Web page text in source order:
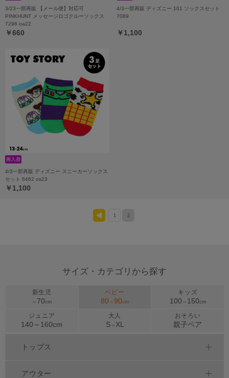
3/23一部再販 【メール便】対応可
PINKHUNT メッセージロゴクルーソックス
7296 oa22
￥660
4/3一部再販 ディズニー 101 ソックスセット
7089
￥1,100
4/3一部再販 ディズニー スニーカーソックス
セット 6462 os23
￥1,100
1 2
サイズ・カテゴリから探す
新生児
～ 70cm
ベビー
80 ～90cm
キッズ
100 ～ 150cm
ジュニア
140～ 160cm
大人
S～ XL
おそろい
親子ペア
トップス
アウター